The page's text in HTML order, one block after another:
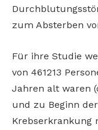
zum Absterben
Für ihre Studie
von 461213
Jahren alt waren
und zu Beginn
Krebserkrankung